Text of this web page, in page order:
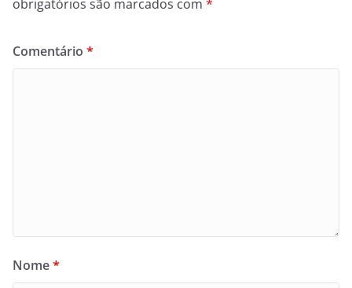
obrigatórios são marcados com *
Comentário *
Nome*